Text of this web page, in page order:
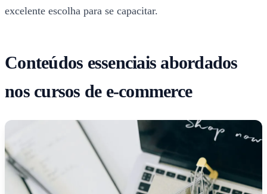
excelente escolha para se capacitar.
Conteúdos essenciais abordados
nos cursos de e-commerce